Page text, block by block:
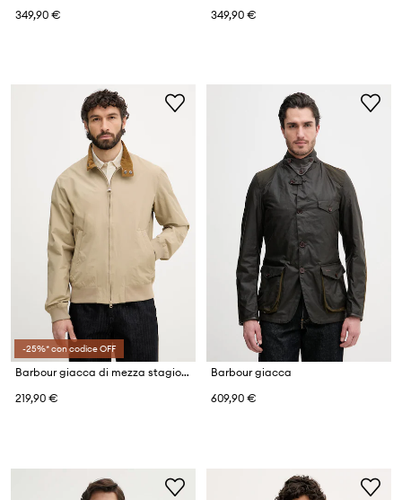
349,90 €
349,90 €
-25%* con codice OFF
Barbour giacca di mezza stagione da uomo Royston
219,90 €
Barbour giacca
609,90 €